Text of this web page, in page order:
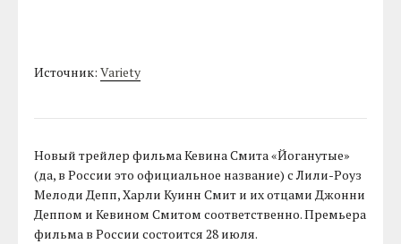
Источник:Variety
Новый трейлер фильма Кевина Смита «Йоганутые»
(да, в России это официальное название) с Лили-Роуз
Мелоди Депп, Харли Куинн Смит и их отцами Джонни
Деппом и Кевином Смитом соответственно. Премьера
фильма в России состоится 28 июля.